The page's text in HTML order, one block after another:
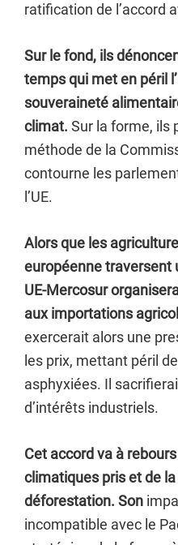
ratification de l’accord
Sur le fond, ils
temps qui met en péril
souveraineté
climat. Sur la forme, ils
méthode de la
contourne les
l’UE.
Alors que les
européenne traversent
UE-Mercosur
aux importations
exercerait alors une
les prix, mettant péril
asphyxiées. Il
d’intérêts industriels.
Cet accord va à
climatiques pris et de
déforestation. Son
incompatible avec le